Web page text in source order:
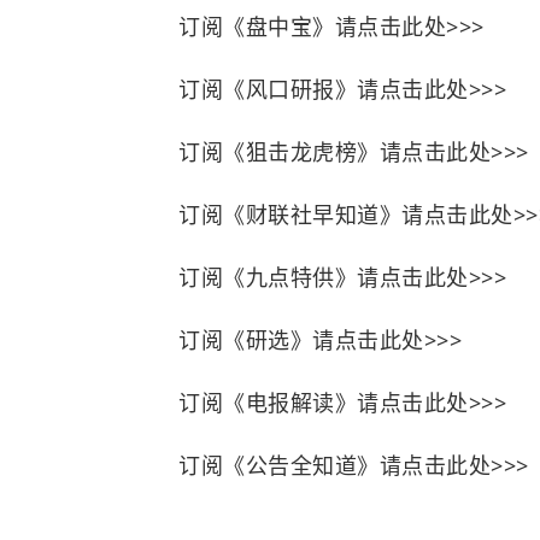
订阅《盘中宝》请点击此处>>>
订阅《风口研报》请点击此处>>>
订阅《狙击龙虎榜》请点击此处>>>
订阅《财联社早知道》请点击此处
订阅《九点特供》请点击此处>>>
订阅《研选》请点击此处>>>
订阅《电报解读》请点击此处>>>
订阅《公告全知道》请点击此处>>>